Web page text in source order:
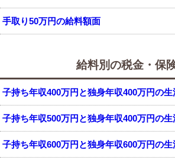
手取り50万円の給料額面
給料別の税金・保
子持ち年収400万円と独身年収400万円の
子持ち年収500万円と独身年収400万円の
子持ち年収600万円と独身年収600万円の